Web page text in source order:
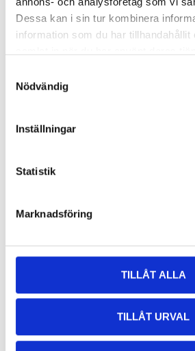
Dessa kan i sin tur kombinera
information som du har tillhandahållit
Nödvändig
Inställningar
Statistik
Marknadsföring
TILLÅT ALLA
TILLÅT URVAL
189:-
16-754
Relaterade